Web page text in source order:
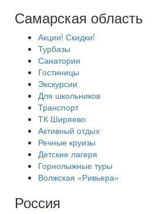
Самарская область
Акции! Скидки!
Турбазы
Санатории
Гостиницы
Экскурсии
Для школьников
Транспорт
ТК Ширяево
Активный отдых
Речные круизы
Детские лагеря
Горнолыжные туры
Волжская «Ривьера»
Россия